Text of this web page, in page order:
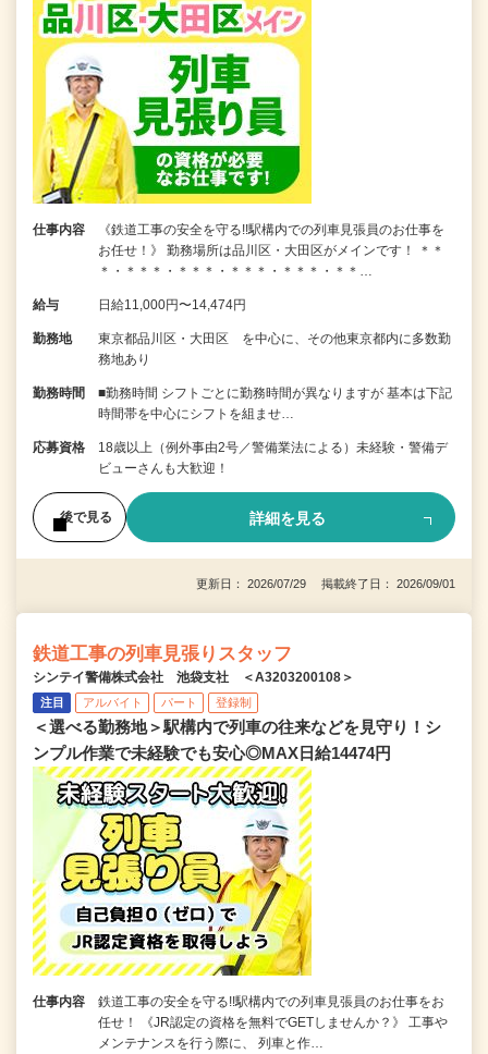
仕事内容
《鉄道工事の安全を守る!!駅構内での列車見張員のお仕事を
お任せ！》 勤務場所は品川区・大田区がメインです！ ＊＊
＊・＊＊＊・＊＊＊・＊＊＊・＊＊＊・＊＊…
給与 日給11,000円〜14,474円
勤務地
東京都品川区・大田区 を中心に、その他東京都内に多数勤
務地あり
勤務時間
■勤務時間 シフトごとに勤務時間が異なりますが 基本は下記
時間帯を中心にシフトを組ませ…
応募資格
18歳以上（例外事由2号／警備業法による）未経験・警備デ
ビューさんも大歓迎！
後で見る 詳細を見る
更新日： 2026/07/29 掲載終了日： 2026/09/01
鉄道工事の列車見張りスタッフ
シンテイ警備株式会社 池袋支社 ＜A3203200108＞
注目 アルバイト パート 登録制
＜選べる勤務地＞駅構内で列車の往来などを見守り！シ
ンプル作業で未経験でも安心◎MAX日給14474円
仕事内容
鉄道工事の安全を守る!!駅構内での列車見張員のお仕事をお
任せ！ 《JR認定の資格を無料でGETしませんか？》 工事や
メンテナンスを行う際に、 列車と作…